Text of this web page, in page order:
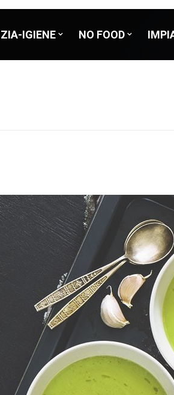
Carne fresca
Carne surgelata
Pesce
Pesce
Pesce
Margarina
Prosciutti
Salami-Salsicce
Pancette-Speck
Altri salumi
Specialità
IGIENE
Igiene personale
Accessori
Dosatori
Distributori
NO FOOD